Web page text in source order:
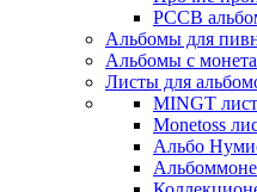
РССВ
Альбомы для
Альбомы с
Листы для
MINGT
Monetoss
Альбо